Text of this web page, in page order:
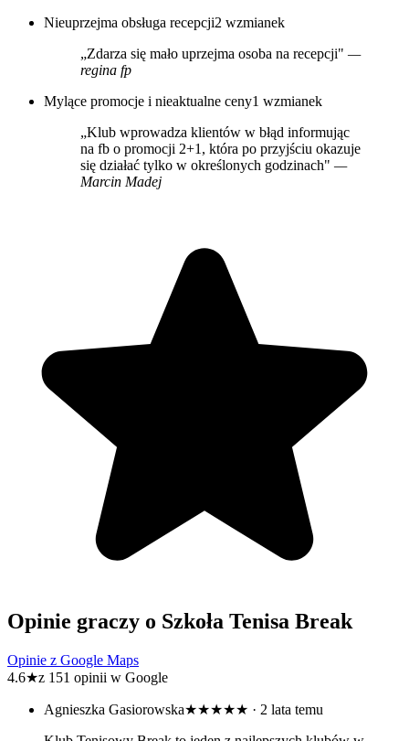
Nieuprzejma obsługa recepcji2 wzmianek
„Zdarza się mało uprzejma osoba na recepcji" —
regina fp
Mylące promocje i nieaktualne ceny1 wzmianek
„Klub wprowadza klientów w błąd informując
na fb o promocji 2+1, która po przyjściu okazuje
się działać tylko w określonych godzinach" —
Marcin Madej
Opinie graczy o Szkoła Tenisa Break
Opinie z Google Maps
4.6★z 151 opinii w Google
Agnieszka Gasiorowska★★★★★ · 2 lata temu